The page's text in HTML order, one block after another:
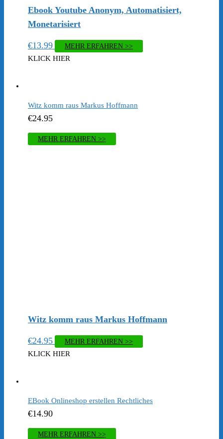
Ebook Youtube Anonym, Automatisiert,
Monetarisiert
€13.99 MEHR ERFAHREN >>
KLICK HIER
Witz komm raus Markus Hoffmann
€24.95
MEHR ERFAHREN >>
Witz komm raus Markus Hoffmann
€24.95 MEHR ERFAHREN >>
KLICK HIER
EBook ​Onlineshop erstellen Rechtliches
€14.90
MEHR ERFAHREN >>